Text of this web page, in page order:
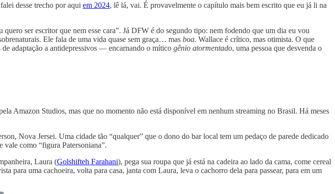
desse trecho por aqui em 2024, lê lá, vai. É provavelmente o capítulo mais bem escrito que eu já li na
ser escritor que nem esse cara”. Já DFW é do segundo tipo: nem fodendo que um dia eu vou
Ele fala de uma vida quase sem graça… mas boa. Wallace é crítico, mas otimista. O que
adaptação a antidepressivos — encarnando o mítico gênio atormentado, uma pessoa que desvenda o
Amazon Studios, mas que no momento não está disponível em nenhum streaming no Brasil. Há meses
Nova Jersei. Uma cidade tão “qualquer” que o dono do bar local tem um pedaço de parede dedicado
vale como “figura Patersoniana”.
Laura (Golshifteh Farahani), pega sua roupa que já está na cadeira ao lado da cama, come cereal
para uma cachoeira, volta para casa, janta com Laura, leva o cachorro dela para passear, para em um